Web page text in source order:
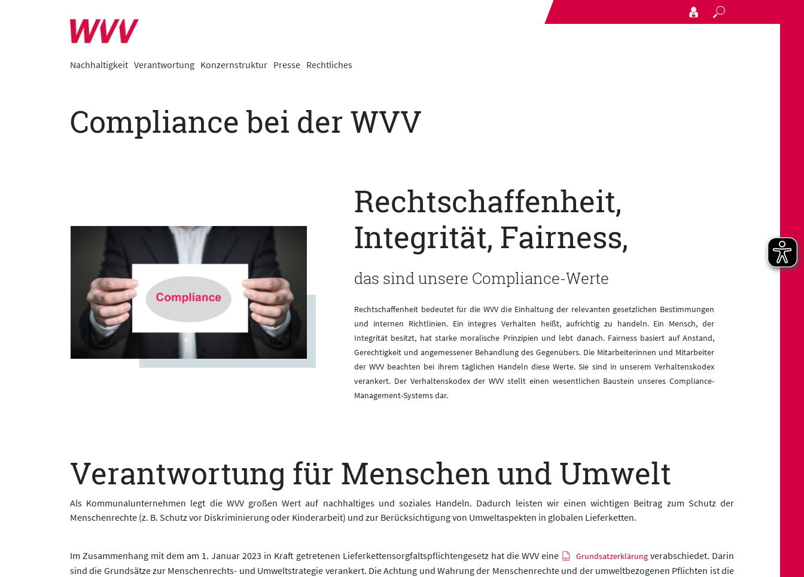
Nachhaltigkeit Verantwortung Konzernstruktur Presse Rechtliches
Compliance bei der WVV
Rechtschaffenheit,
Integrität, Fairness,
das sind unsere Compliance-Werte
Rechtschaffenheit bedeutet für die WVV die Einhaltung der relevanten gesetzlichen Bestimmungen
und internen Richtlinien. Ein integres Verhalten heißt, aufrichtig zu handeln. Ein Mensch, der
Integrität besitzt, hat starke moralische Prinzipien und lebt danach. Fairness basiert auf Anstand,
Gerechtigkeit und angemessener Behandlung des Gegenübers. Die Mitarbeiterinnen und Mitarbeiter
der WVV beachten bei ihrem täglichen Handeln diese Werte. Sie sind in unserem Verhaltenskodex
verankert. Der Verhaltenskodex der WVV stellt einen wesentlichen Baustein unseres Compliance-
Management-Systems dar.
Verantwortung für Menschen und Umwelt
Als Kommunalunternehmen legt die WVV großen Wert auf nachhaltiges und soziales Handeln. Dadurch leisten wir einen wichtigen Beitrag zum Schutz der
Menschenrechte (z. B. Schutz vor Diskriminierung oder Kinderarbeit) und zur Berücksichtigung von Umweltaspekten in globalen Lieferketten.
Im Zusammenhang mit dem am 1. Januar 2023 in Kraft getretenen Lieferkettensorgfaltspflichtengesetz hat die WVV eine Grundsatzerklärung verabschiedet. Darin
sind die Grundsätze zur Menschenrechts- und Umweltstrategie verankert. Die Achtung und Wahrung der Menschenrechte und der umweltbezogenen Pflichten ist die